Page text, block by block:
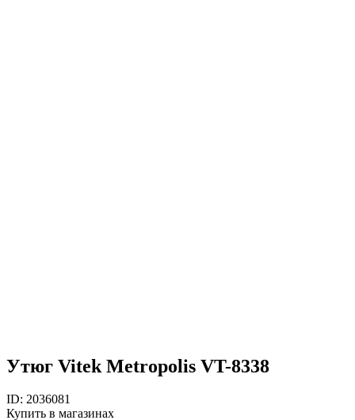
Утюг Vitek Metropolis VT-8338
ID: 2036081
Купить в магазинах